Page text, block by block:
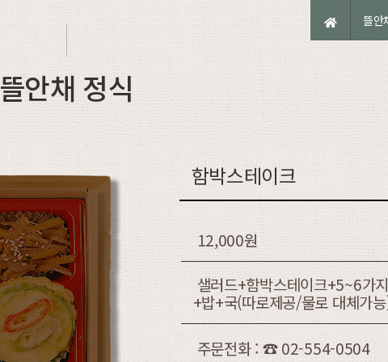
뜰안
뜰안채 정식
함박스테이크
12,000원
샐러드+함박스테이크+5~6가
+밥+국(따로제공/물로 대체가
주문전화 : ☎ 02-554-0504